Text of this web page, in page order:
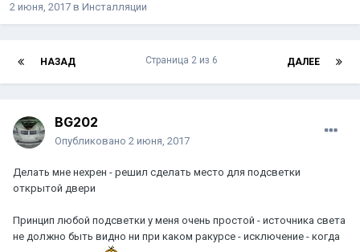
2 июня, 2017 в Инсталляции
НАЗАД ДАЛЕЕ
Страница 2 из 6
BG202
Опубликовано 2 июня, 2017
Делать мне нехрен - решил сделать место для подсветки
открытой двери
Принцип любой подсветки у меня очень простой - источника света
не должно быть видно ни при каком ракурсе - исключение - когда